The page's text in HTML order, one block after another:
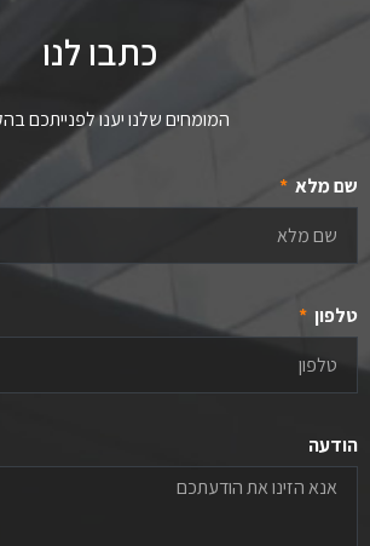
כתבו לנו
המומחים שלנו יענו לפנייתכם
שם מלא
טלפון
הודעה